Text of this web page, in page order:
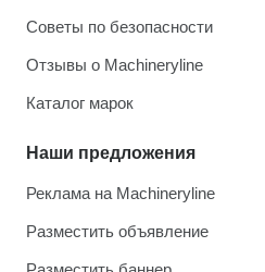
Советы по безопасности
Отзывы о Machineryline
Каталог марок
Наши предложения
Реклама на Machineryline
Разместить объявление